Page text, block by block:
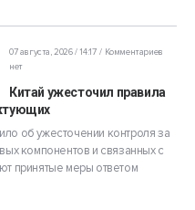
07 августа, 2026 / 14:17
Комментариев
нет
Китай ужесточил правила
об ужесточении контроля за
компонентов и связанных с
принятые меры ответом